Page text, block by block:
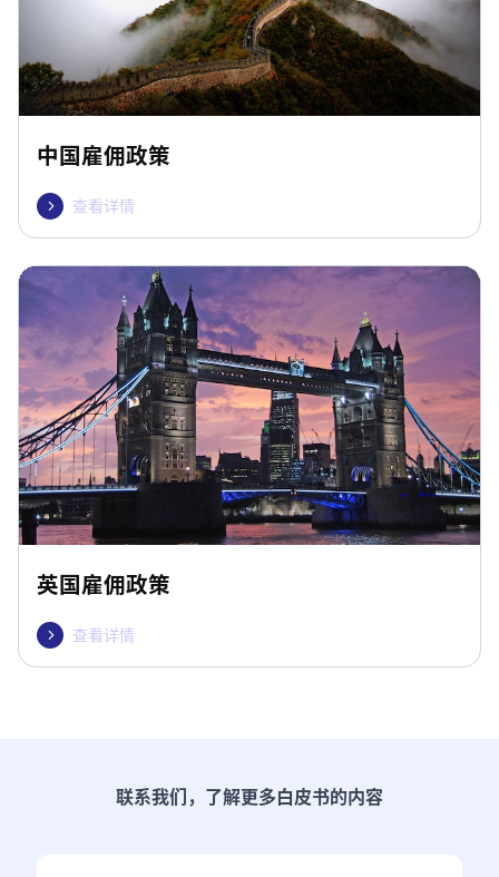
中国雇佣政策
 查看详情
英国雇佣政策
 查看详情
联系我们，了解更多白皮书的内容